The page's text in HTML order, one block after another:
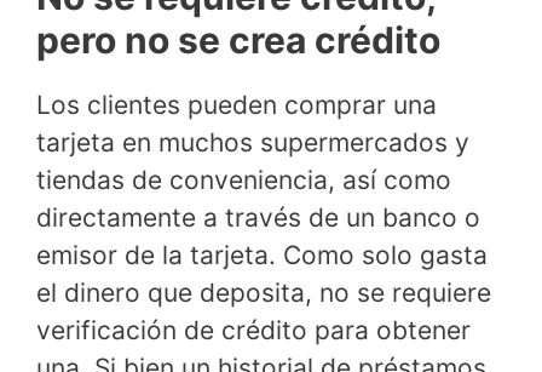
pero no se crea crédito
Los clientes pueden comprar una
tarjeta en muchos supermercados y
tiendas de conveniencia, así como
directamente a través de un banco o
emisor de la tarjeta. Como solo gasta
el dinero que deposita, no se requiere
verificación de crédito para obtener